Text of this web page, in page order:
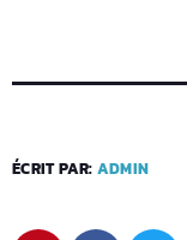
ÉCRIT PAR: ADMIN